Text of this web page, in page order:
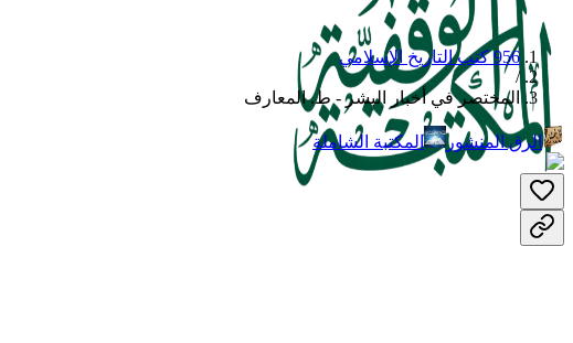
956 كتب التاريخ الإسلامي
/
المختصر في أخبار البشر - ط. المعارف
الرق المنشور المكتبة الشاملة